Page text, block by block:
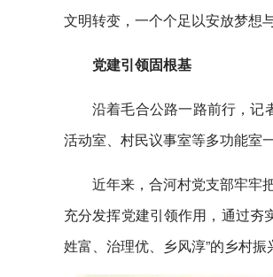
文明转变，一个个足以安放梦想
党建引领固根基
沿着毛合公路一路前行，记
活动室、村民议事室等多功能室
近年来，合河村党支部牢牢
充分发挥党建引领作用，通过夯
姓富、治理优、乡风淳”的乡村振